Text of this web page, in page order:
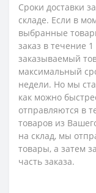
Сроки доставки
складе. Если в
выбранные
заказ в течение
заказываемый
максимальный
недели. Но мы
как можно
отправляются в
товаров из
на склад, мы
товары, а затем
часть заказа.